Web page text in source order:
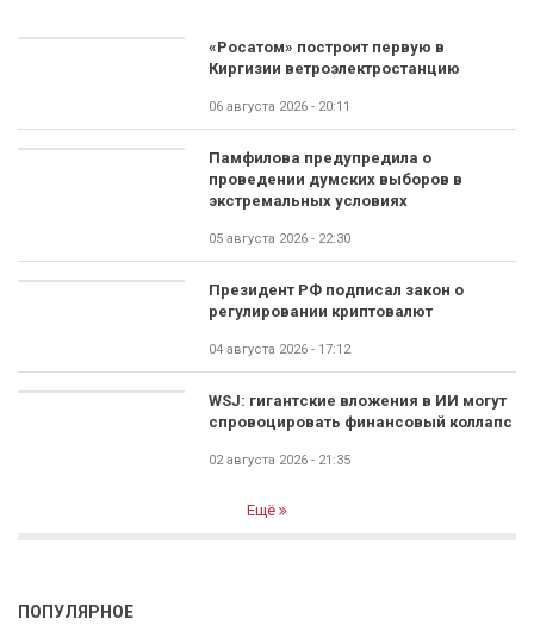
«Росатом» построит первую в
Киргизии ветроэлектростанцию
06 августа 2026 - 20:11
Памфилова предупредила о
проведении думских выборов в
экстремальных условиях
05 августа 2026 - 22:30
Президент РФ подписал закон о
регулировании криптовалют
04 августа 2026 - 17:12
WSJ: гигантские вложения в ИИ могут
спровоцировать финансовый коллапс
02 августа 2026 - 21:35
Ещё
ПОПУЛЯРНОЕ